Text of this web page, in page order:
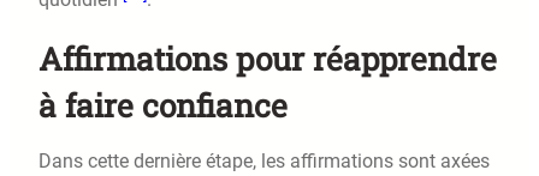
Affirmations pour réapprendre
à faire confiance
Dans cette dernière étape, les affirmations sont axées